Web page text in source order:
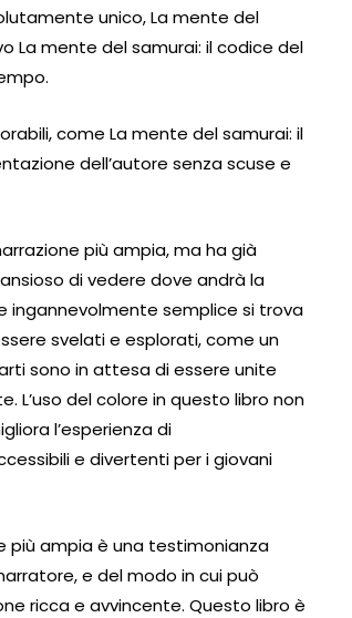
unico, La mente del
La mente del samurai: il codice del
come La mente del samurai: il
dell’autore senza scuse e
più ampia, ma ha già
di vedere dove andrà la
ingannevolmente semplice si trova
svelati e esplorati, come un
sono in attesa di essere unite
del colore in questo libro non
l’esperienza di
e divertenti per i giovani
più ampia è una testimonianza
e del modo in cui può
ricca e avvincente. Questo libro è